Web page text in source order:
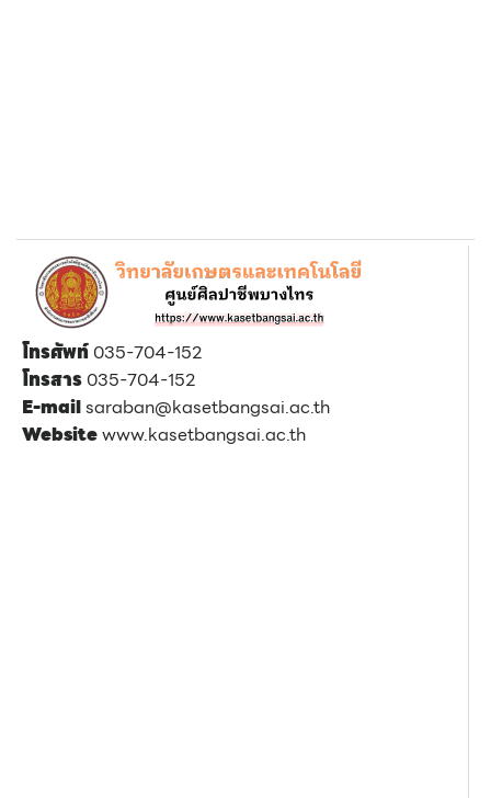
โทรศัพท์ 035-704-152
โทรสาร 035-704-152
E-mailsaraban@kasetbangsai.ac.th
Websitewww.kasetbangsai.ac.th